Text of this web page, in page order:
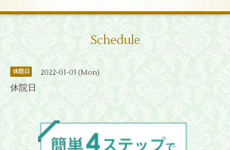
Schedule
休院日 2022-01-03 (Mon)
休院日